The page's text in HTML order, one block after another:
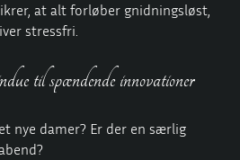
at alt forløber gnidningsløst,
stressfri.
til spændende innovationer
nye damer? Er der en særlig